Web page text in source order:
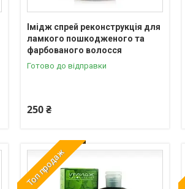
Імідж спрей реконструкція для
ламкого пошкодженого та
фарбованого волосся
Готово до відправки
250 ₴
Топ продаж